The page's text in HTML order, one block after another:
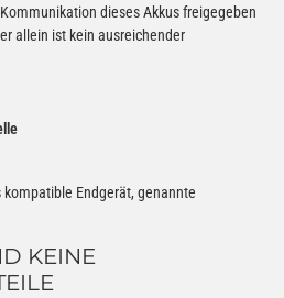
dieses Akkus freigegeben
allein ist kein ausreichender
kompatible Endgerät, genannte
KEINE